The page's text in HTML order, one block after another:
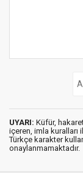
UYARI: Küfür,
içeren, imla kuralları
Türkçe karakter
onaylanmamaktadır.